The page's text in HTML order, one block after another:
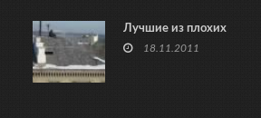
Лучшие из плохих
18.11.2011